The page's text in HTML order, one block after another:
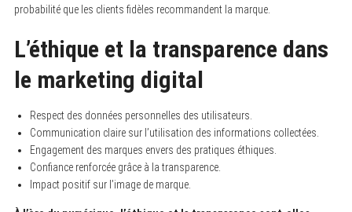
probabilité que les clients fidèles recommandent la marque.
L’éthique et la transparence dans
le marketing digital
Respect des données personnelles des utilisateurs.
Communication claire sur l’utilisation des informations collectées.
Engagement des marques envers des pratiques éthiques.
Confiance renforcée grâce à la transparence.
Impact positif sur l’image de marque.